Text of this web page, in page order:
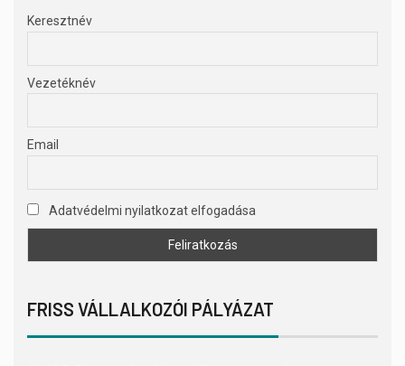
Keresztnév
Vezetéknév
Email
Adatvédelmi nyilatkozat elfogadása
FRISS VÁLLALKOZÓI PÁLYÁZAT